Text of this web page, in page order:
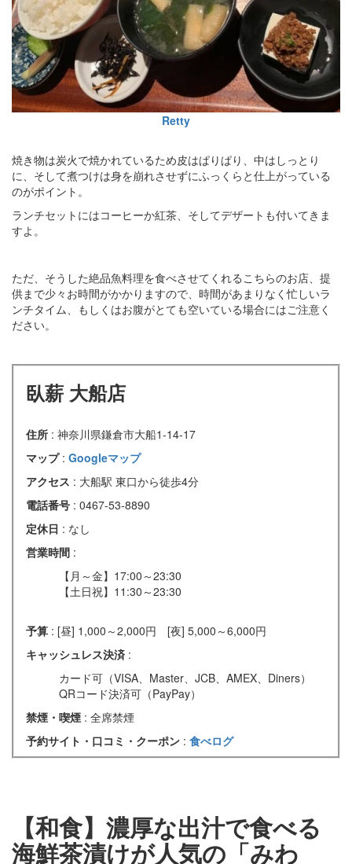
Retty
焼き物は炭火で焼かれているため皮はぱりぱり、中はしっとり
に、そして煮つけは身を崩れさせずにふっくらと仕上がっている
のがポイント。
ランチセットにはコーヒーか紅茶、そしてデザートも付いてきま
すよ。
ただ、そうした絶品魚料理を食べさせてくれるこちらのお店、提
供まで少々お時間がかかりますので、時間があまりなく忙しいラ
ンチタイム、もしくはお腹がとても空いている場合にはご注意く
ださい。
臥薪 大船店
住所 : 神奈川県鎌倉市大船1-14-17
マップ : Googleマップ
アクセス : 大船駅 東口から徒歩4分
電話番号 : 0467-53-8890
定休日 : なし
営業時間 :
【月～金】17:00～23:30
【土日祝】11:30～23:30
予算 : [昼] 1,000～2,000円 [夜] 5,000～6,000円
キャッシュレス決済 :
カード可（VISA、Master、JCB、AMEX、Diners）
QRコード決済可（PayPay）
禁煙・喫煙 : 全席禁煙
予約サイト・口コミ・クーポン : 食べログ
【和食】濃厚な出汁で食べる
海鮮茶漬けが人気の「みわ